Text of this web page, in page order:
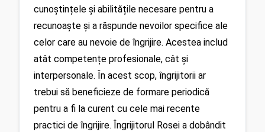
cunoștințele și abilitățile necesare pentru a
recunoaște și a răspunde nevoilor specifice ale
celor care au nevoie de îngrijire. Acestea includ
atât competențe profesionale, cât și
interpersonale. În acest scop, îngrijitorii ar
trebui să beneficieze de formare periodică
pentru a fi la curent cu cele mai recente
practici de îngrijire. Îngrijitorul Rosei a dobândit